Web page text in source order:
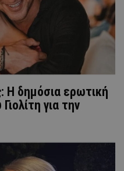
Η δημόσια ερωτική
για την